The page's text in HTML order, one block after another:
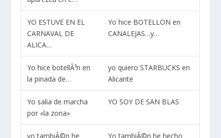
YO ESTUVE EN EL
CARNAVAL DE
ALICA…
Yo hice BOTELLON en
CANALEJAS…y…
Yo hice botellÃ³n en
la pinada de…
yo quiero STARBUCKS en
Alicante
Yo salia de marcha
por «la zona»
YO SOY DE SAN BLAS
yo tambiÃ©n he Yo tambiÃ©n he hecho